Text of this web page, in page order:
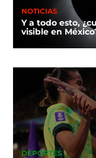
NOTICIAS
Y a todo esto,
visible en
DEPORTES